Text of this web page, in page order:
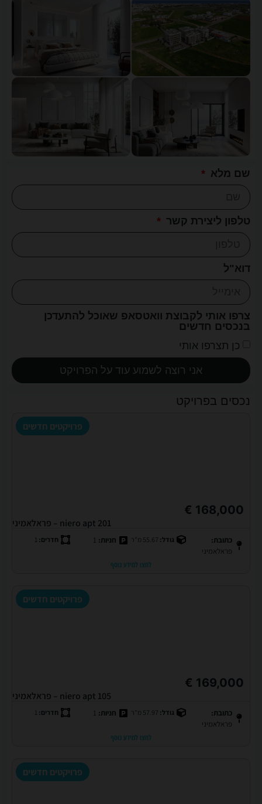
שם מלא
טלפון ליצירת קשר
דוא"ל
צרפו אותי לקבוצת וואטסאפ שאוכל להתעדכן
בנכסים חדשים
כן תצרפו אותי
אני רוצה לשמוע עוד על הפרויקט
נכסים בפרויקט
פרויקטים חדשים
168,000 €
niero apt 201 – פראלאמיני
כתובת:
פראלאמיני
גודל:55.67 מ"ר חניות:1 חדרים: 1
לחצו למידע נוסף
פרויקטים חדשים
169,000 €
niero apt 105 – פראלאמיני
כתובת:
פראלאמיני
גודל:57.97 מ"ר חניות:1 חדרים: 1
לחצו למידע נוסף
פרויקטים חדשים